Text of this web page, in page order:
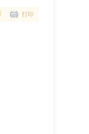
打印